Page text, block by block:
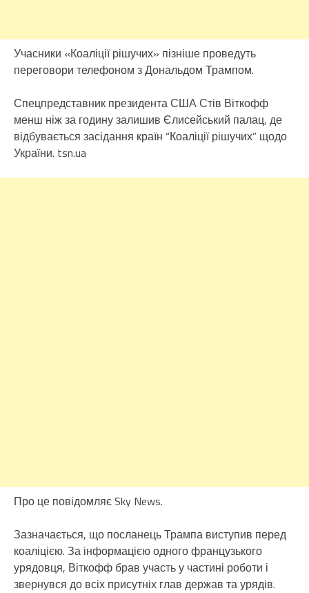
Учасники «Коаліції рішучих» пізніше проведуть
переговори телефоном з Дональдом Трампом.
Спецпредставник президента США Стів Віткофф
менш ніж за годину залишив Єлисейський палац, де
відбувається засідання країн “Коаліції рішучих” щодо
України. tsn.ua
Про це повідомляє Sky News.
Зазначається, що посланець Трампа виступив перед
коаліцією. За інформацією одного французького
урядовця, Віткофф брав участь у частині роботи і
звернувся до всіх присутніх глав держав та урядів.